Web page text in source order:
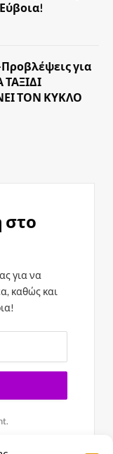
για
ΤΟΝ ΚΥΚΛΟ
στο
για να
καθώς και